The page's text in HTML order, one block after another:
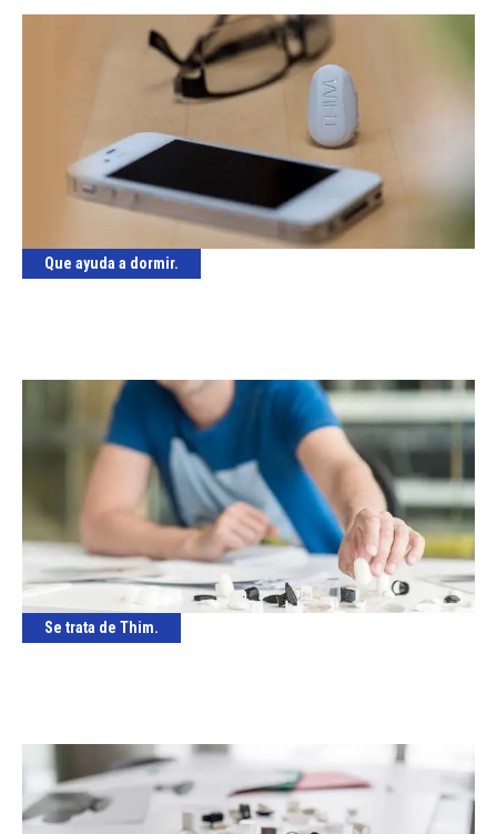
Que ayuda a dormir.
Se trata de Thim.